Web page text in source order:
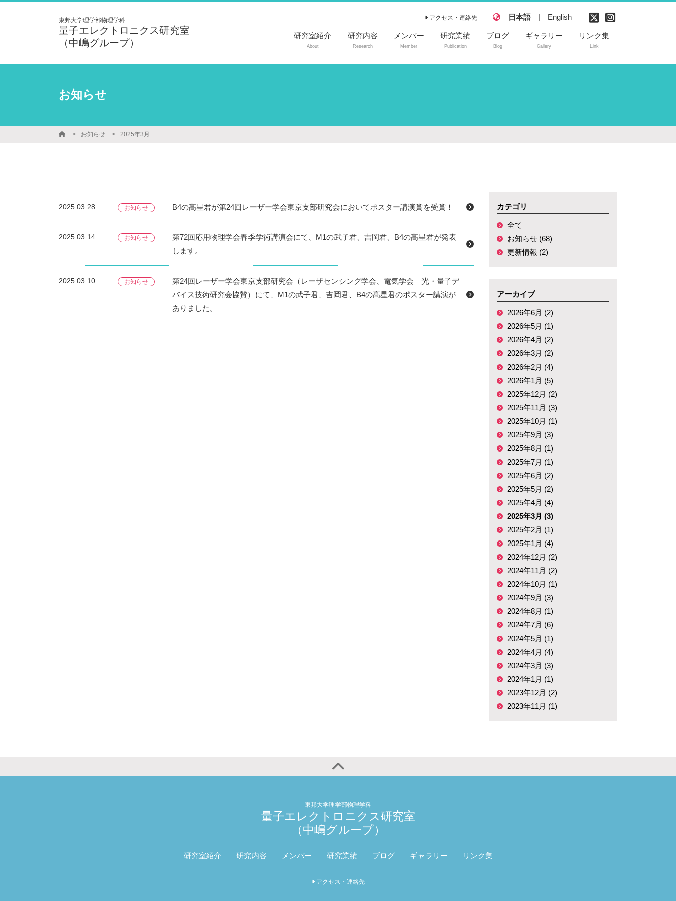
東邦大学理学部物理学科
量子エレクトロニクス研究室
（中嶋グループ）
アクセス・連絡先 日本語 | English
研究室紹介
About
研究内容
Research
メンバー
Member
研究業績
Publication
ブログ
Blog
ギャラリー
Gallery
リンク集
Link
お知らせ
お知らせ 2025年3月
2025.03.28 お知らせ B4の髙星君が第24回レーザー学会東京支部研究会においてポスター講演賞を受賞！
2025.03.14 お知らせ
第72回応用物理学会春季学術講演会にて、M1の武子君、吉岡君、B4の髙星君が発表
します。
2025.03.10 お知らせ
第24回レーザー学会東京支部研究会（レーザセンシング学会、電気学会 光・量子デ
バイス技術研究会協賛）にて、M1の武子君、吉岡君、B4の髙星君のポスター講演が
ありました。
カテゴリ
全て
お知らせ (68)
更新情報 (2)
アーカイブ
2026年6月 (2)
2026年5月 (1)
2026年4月 (2)
2026年3月 (2)
2026年2月 (4)
2026年1月 (5)
2025年12月 (2)
2025年11月 (3)
2025年10月 (1)
2025年9月 (3)
2025年8月 (1)
2025年7月 (1)
2025年6月 (2)
2025年5月 (2)
2025年4月 (4)
2025年3月 (3)
2025年2月 (1)
2025年1月 (4)
2024年12月 (2)
2024年11月 (2)
2024年10月 (1)
2024年9月 (3)
2024年8月 (1)
2024年7月 (6)
2024年5月 (1)
2024年4月 (4)
2024年3月 (3)
2024年1月 (1)
2023年12月 (2)
2023年11月 (1)
東邦大学理学部物理学科
量子エレクトロニクス研究室
（中嶋グループ）
研究室紹介 研究内容 メンバー 研究業績 ブログ ギャラリー リンク集
アクセス・連絡先